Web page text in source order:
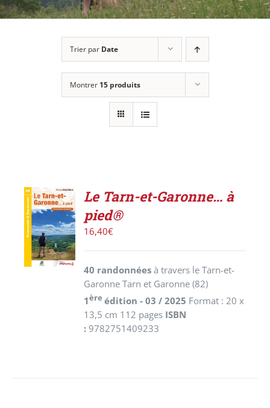
Trier par Date
Montrer 15 produits
AJOUTER
PANIER
/
DÉTAILS
Le Tarn-et-Garonne… à
pied®
16,40€
40 randonnées à travers le Tarn-et-
Garonne Tarn et Garonne (82)
1ère édition - 03 / 2025 Format : 20 x
13,5 cm 112 pages ISBN
:9782751409233